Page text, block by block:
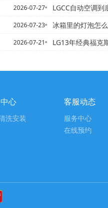
2026-07-27
2026-07-23
2026-07-21
LGCC自动空调到底怎么用
冰箱里的灯泡怎么换 冰箱灯泡更
LG13年经典福克斯制冷效果不
心
洗安装
客服动态
服务中心
在线预约